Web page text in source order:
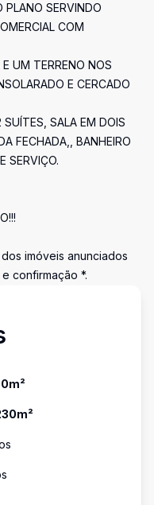
PLANO SERVINDO
COM
UM TERRENO NOS
E CERCADO
SALA EM DOIS
FECHADA,, BANHEIRO
SERVIÇO.
imóveis anunciados
confirmação *.
m²
m²
s
s